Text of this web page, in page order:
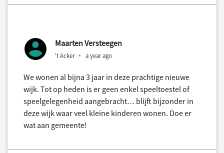
Maarten Versteegen
't Acker a year ago
We wonen al bijna 3 jaar in deze prachtige nieuwe
wijk. Tot op heden is er geen enkel speeltoestel of
speelgelegenheid aangebracht… blijft bijzonder in
deze wijk waar veel kleine kinderen wonen. Doe er
wat aan gemeente!